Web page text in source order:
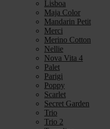
Lisboa
Maja Color
Mandarin Petit
Merci
Merino Cotton
Nellie
Nova Vita 4
Palet
Parigi
Poppy
Scarlet
Secret Garden
Trio
Trio 2